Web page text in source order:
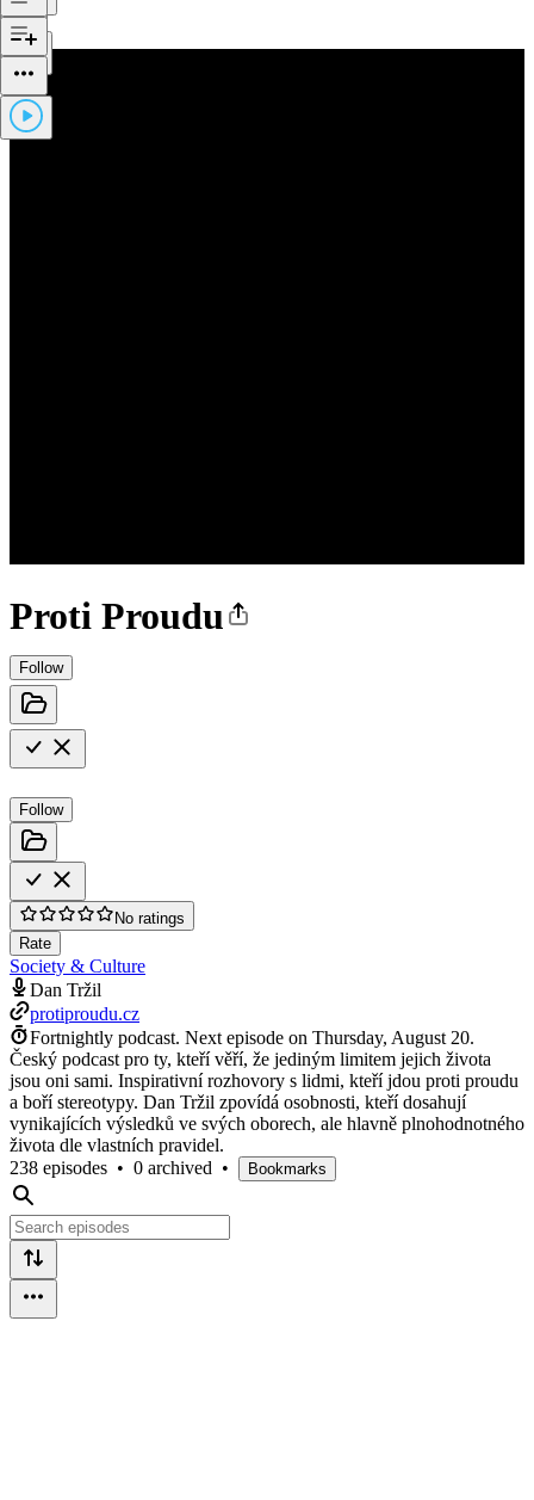
Proti Proudu
Follow
Follow
No ratings
Rate
Society & Culture
Dan Tržil
protiproudu.cz
Fortnightly podcast. Next episode on Thursday, August 20.
Český podcast pro ty, kteří věří, že jediným limitem jejich života
jsou oni sami. Inspirativní rozhovory s lidmi, kteří jdou proti proudu
a boří stereotypy. Dan Tržil zpovídá osobnosti, kteří dosahují
vynikajících výsledků ve svých oborech, ale hlavně plnohodnotného
života dle vlastních pravidel.
238 episodes • 0 archived • Bookmarks